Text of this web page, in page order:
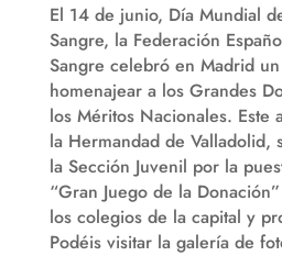
El 14 de junio, Día Mundial
Sangre, la Federación
Sangre celebró en Madrid
homenajear a los Grandes
los Méritos Nacionales. Este
la Hermandad de Valladolid,
la Sección Juvenil por la
“Gran Juego de la
los colegios de la capital y
Podéis visitar la galería de